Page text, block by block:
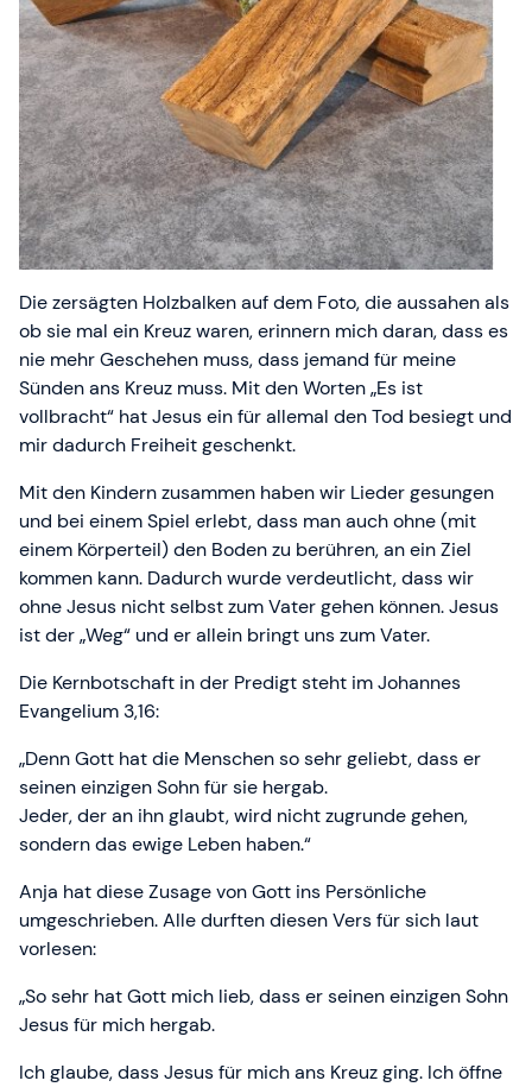
Die zersägten Holzbalken auf dem Foto, die aussahen als
ob sie mal ein Kreuz waren, erinnern mich daran, dass es
nie mehr Geschehen muss, dass jemand für meine
Sünden ans Kreuz muss. Mit den Worten „Es ist
vollbracht“ hat Jesus ein für allemal den Tod besiegt und
mir dadurch Freiheit geschenkt.
Mit den Kindern zusammen haben wir Lieder gesungen
und bei einem Spiel erlebt, dass man auch ohne (mit
einem Körperteil) den Boden zu berühren, an ein Ziel
kommen kann. Dadurch wurde verdeutlicht, dass wir
ohne Jesus nicht selbst zum Vater gehen können. Jesus
ist der „Weg“ und er allein bringt uns zum Vater.
Die Kernbotschaft in der Predigt steht im Johannes
Evangelium 3,16:
„Denn Gott hat die Menschen so sehr geliebt, dass er
seinen einzigen Sohn für sie hergab.
Jeder, der an ihn glaubt, wird nicht zugrunde gehen,
sondern das ewige Leben haben.“
Anja hat diese Zusage von Gott ins Persönliche
umgeschrieben. Alle durften diesen Vers für sich laut
vorlesen:
„So sehr hat Gott mich lieb, dass er seinen einzigen Sohn
Jesus für mich hergab.
Ich glaube, dass Jesus für mich ans Kreuz ging. Ich öffne